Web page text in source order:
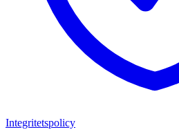
Integritetspolicy